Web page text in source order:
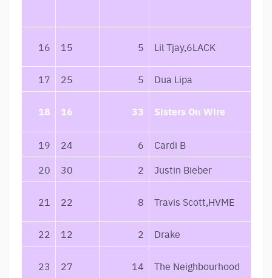
16 15 5 Lil Tjay,6LACK
17 25 5 Dua Lipa
18 16 33 Sisters On Wire
19 24 6
Cardi B
20
30 2 Justin Bieber
21 22 8 Travis Scott,HVME
22 12 2 Drake
23 27 14 The Neighbourhood